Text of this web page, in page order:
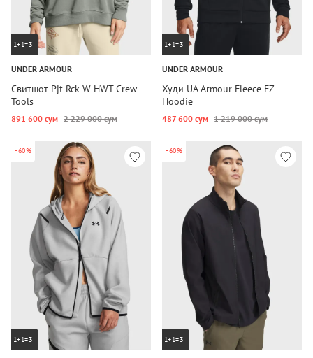
1+1=3
UNDER ARMOUR
Свитшот Pjt Rck W HWT Crew
Tools
891 600 сум 2 229 000 сум
1+1=3
UNDER ARMOUR
Худи UA Armour Fleece FZ
Hoodie
487 600 сум 1 219 000 сум
-60%
1+1=3
-60%
1+1=3